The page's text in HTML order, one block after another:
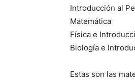
Introducción al
Matemática
Física e
Biología e
Estas son las